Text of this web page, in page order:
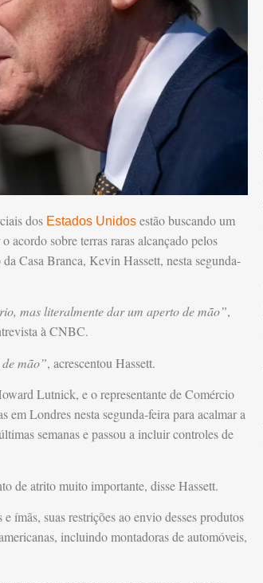
dos Estados Unidos estão buscando um
acordo sobre terras raras alcançado pelos
Casa Branca, Kevin Hassett, nesta segunda-
mas literalmente dar um aperto de mão”,
à CNBC.
mão”, acrescentou Hassett.
Lutnick, e o representante de Comércio
em Londres nesta segunda-feira para acalmar a
semanas e passou a incluir controles de
de atrito muito importante, disse Hassett.
ímãs, suas restrições ao envio desses produtos
incluindo montadoras de automóveis,